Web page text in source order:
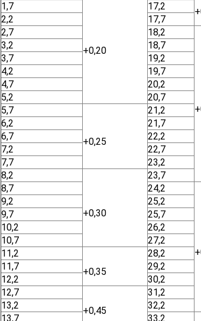
+0,20
1,7
17,2
2,2
17,7
2,7
18,2
3,2
18,7
3,7
19,2
4,2
19,7
4,7
20,2
5,2
20,7
5,7
+0,25
21,2
6,2
21,7
6,7
22,2
7,2
22,7
7,7
23,2
8,2
+0,30
23,7
8,7
24,2
9,2
25,2
9,7
25,7
10,2
26,2
10,7
27,2
11,2
+0,35
28,2
11,7
29,2
12,2
30,2
12,7
+0,45
31,2
13,2
32,2
13,7
33,2